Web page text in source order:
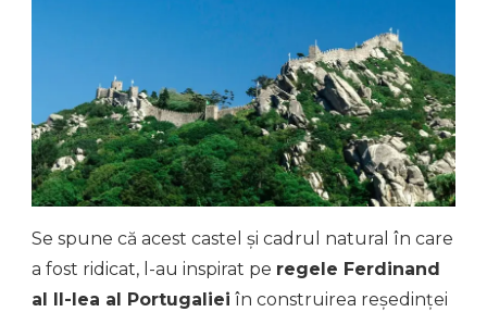
Se spune că acest castel și cadrul natural în care
a fost ridicat, l-au inspirat pe regele Ferdinand
al II-lea al Portugaliei în construirea reședinței